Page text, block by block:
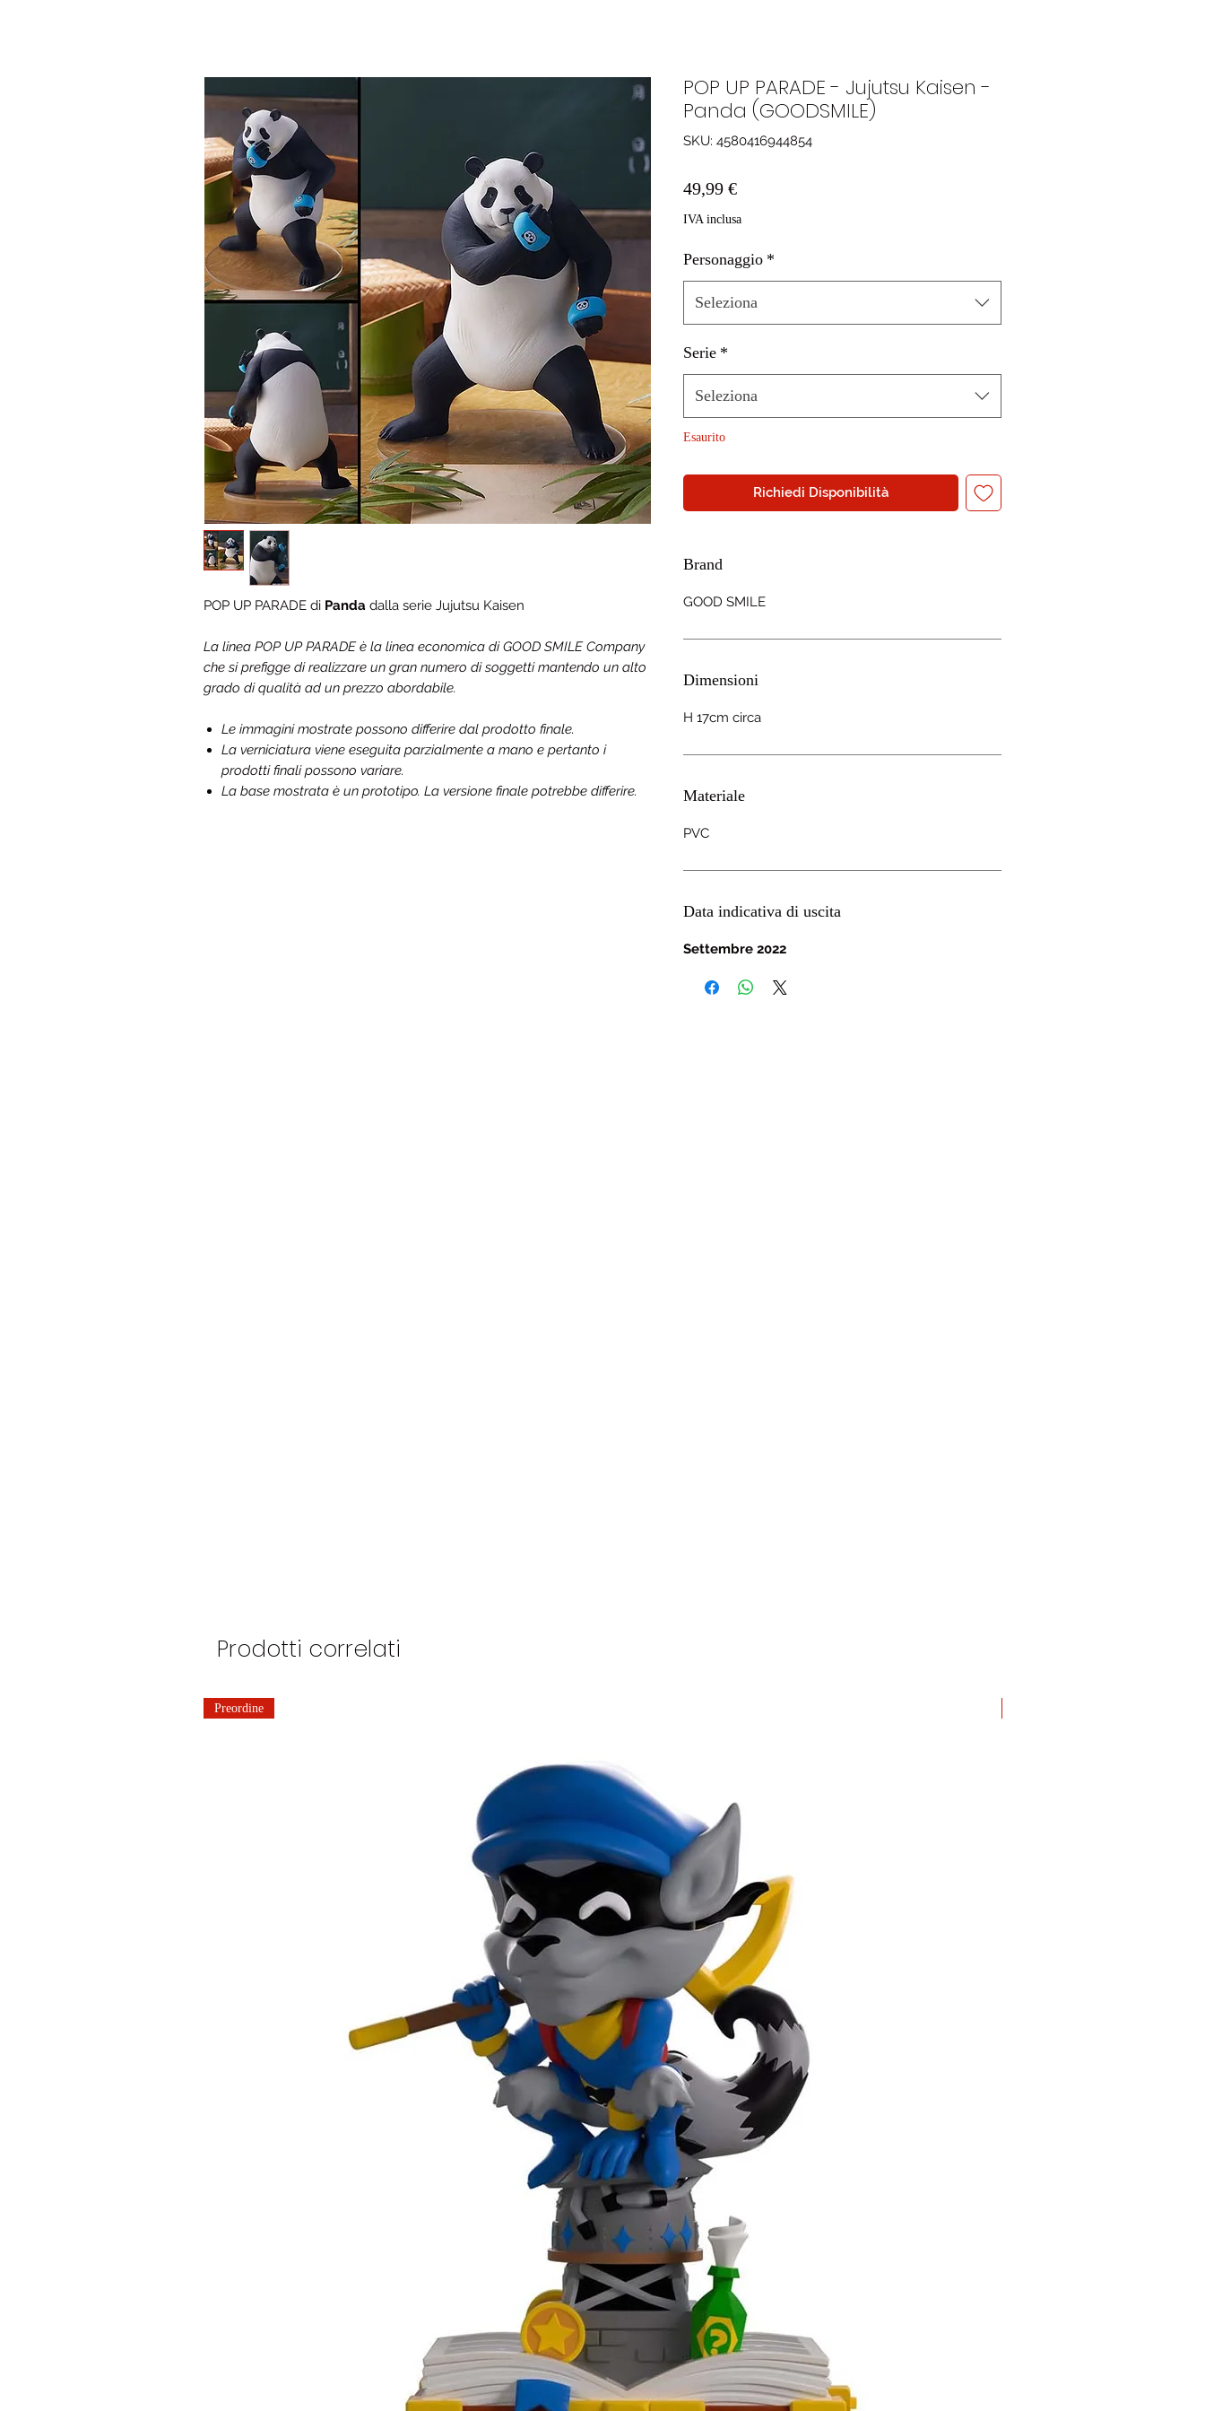
POP UP PARADE di Panda dalla serie Jujutsu Kaisen
La linea POP UP PARADE è la linea economica di GOOD SMILE Company
che si prefigge di realizzare un gran numero di soggetti mantendo un alto
grado di qualità ad un prezzo abordabile.
Le immagini mostrate possono differire dal prodotto finale.
La verniciatura viene eseguita parzialmente a mano e pertanto i
prodotti finali possono variare.
La base mostrata è un prototipo. La versione finale potrebbe differire.
POP UP PARADE - Jujutsu Kaisen -
Panda (GOODSMILE)
SKU: 4580416944854
49,99 €Prezzo
IVA inclusa
Personaggio *
Seleziona
Serie *
Seleziona
Esaurito
Richiedi Disponibilità
Brand
GOOD SMILE
Dimensioni
H 17cm circa
Materiale
PVC
Data indicativa di uscita
Settembre 2022
Prodotti correlati
Preordine